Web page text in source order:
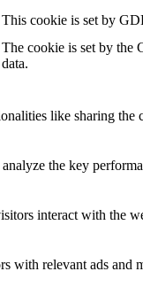
This cookie is set by
The cookie is set by the
data.
like sharing
the key
interact with the
with relevant ads